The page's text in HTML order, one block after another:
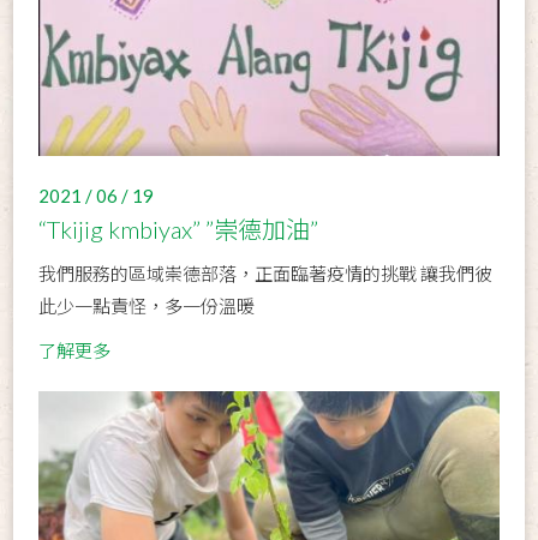
2021 / 06 / 19
“Tkijig kmbiyax” ”崇德加油”
我們服務的區域崇德部落，正面臨著疫情的挑戰 讓我們彼
此少一點責怪，多一份溫暖
了解更多